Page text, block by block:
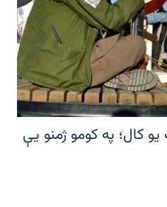
کال؛ په کومو ژمنو یې